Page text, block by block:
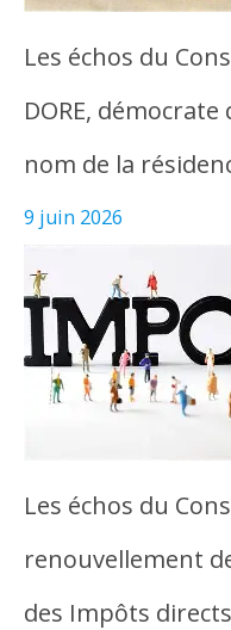
Les échos du
DORE, démocrate
nom de la
9 juin 2026
Les échos du
renouvellement
des Impôts directs